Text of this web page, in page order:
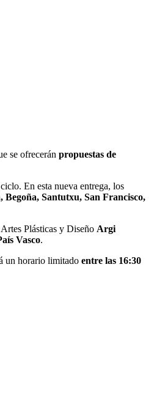
se ofrecerán propuestas de
En esta nueva entrega, los
Santutxu, San Francisco,
Plásticas y Diseño Argi
Vasco.
un horario limitado entre las 16:30